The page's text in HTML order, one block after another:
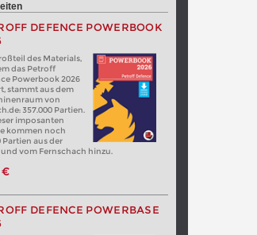
DEFENCE POWERBOOK
des Materials,
das Petroff
Powerbook 2026
stammt aus dem
von
357.000 Partien.
imposanten
kommen noch
Partien aus der
und vom Fernschach hinzu.
€
DEFENCE POWERBASE